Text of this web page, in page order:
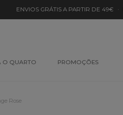
ENVIOS GRÁTIS A PARTIR DE 49€ ·
O QUARTO PROMOÇÕES
Rose